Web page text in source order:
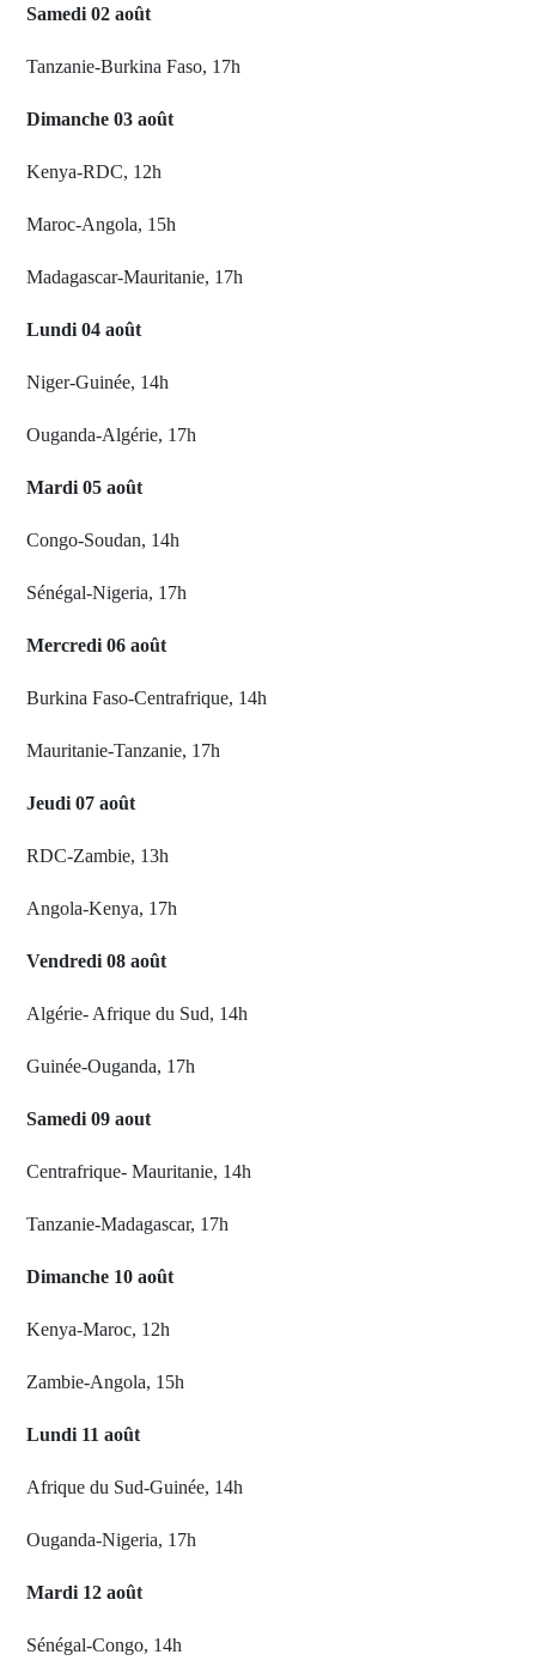
Samedi 02 août
Tanzanie-Burkina Faso, 17h
Dimanche 03 août
Kenya-RDC, 12h
Maroc-Angola, 15h
Madagascar-Mauritanie, 17h
Lundi 04 août
Niger-Guinée, 14h
Ouganda-Algérie, 17h
Mardi 05 août
Congo-Soudan, 14h
Sénégal-Nigeria, 17h
Mercredi 06 août
Burkina Faso-Centrafrique, 14h
Mauritanie-Tanzanie, 17h
Jeudi 07 août
RDC-Zambie, 13h
Angola-Kenya, 17h
Vendredi 08 août
Algérie- Afrique du Sud, 14h
Guinée-Ouganda, 17h
Samedi 09 aout
Centrafrique- Mauritanie, 14h
Tanzanie-Madagascar, 17h
Dimanche 10 août
Kenya-Maroc, 12h
Zambie-Angola, 15h
Lundi 11 août
Afrique du Sud-Guinée, 14h
Ouganda-Nigeria, 17h
Mardi 12 août
Sénégal-Congo, 14h